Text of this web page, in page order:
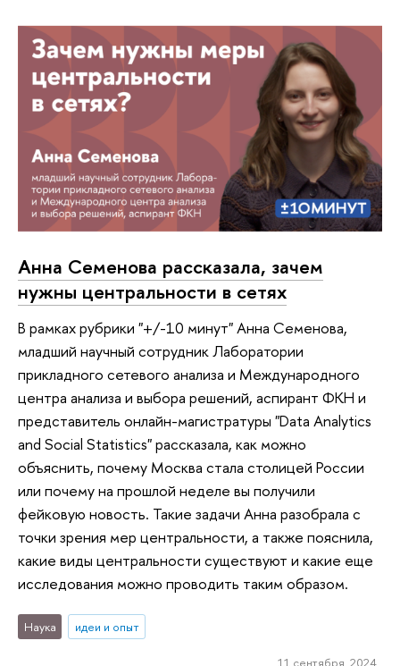
Анна Семенова рассказала, зачем
нужны центральности в сетях
В рамках рубрики "+/-10 минут" Анна Семенова,
младший научный сотрудник Лаборатории
прикладного сетевого анализа и Международного
центра анализа и выбора решений, аспирант ФКН и
представитель онлайн-магистратуры "Data Analytics
and Social Statistics" рассказала, как можно
объяснить, почему Москва стала столицей России
или почему на прошлой неделе вы получили
фейковую новость. Такие задачи Анна разобрала с
точки зрения мер центральности, а также пояснила,
какие виды центральности существуют и какие еще
исследования можно проводить таким образом.
Наука идеи и опыт
11 сентября 2024